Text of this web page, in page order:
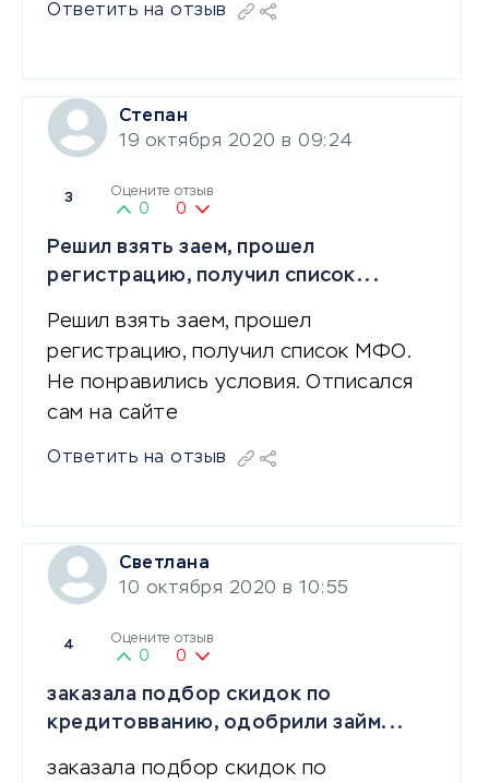
Ответить на отзыв
Степан
19 октября 2020 в 09:24
3 Оцените отзыв
0 0
Решил взять заем, прошел
регистрацию, получил список...
Решил взять заем, прошел
регистрацию, получил список МФО.
Не понравились условия. Отписался
сам на сайте
Ответить на отзыв
Светлана
10 октября 2020 в 10:55
4 Оцените отзыв
0 0
заказала подбор скидок по
кредитовванию, одобрили займ...
заказала подбор скидок по